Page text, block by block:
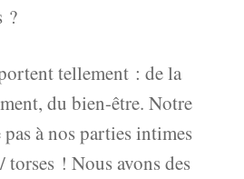
?
tellement : de la
du bien-être. Notre
à nos parties intimes
torses ! Nous avons des